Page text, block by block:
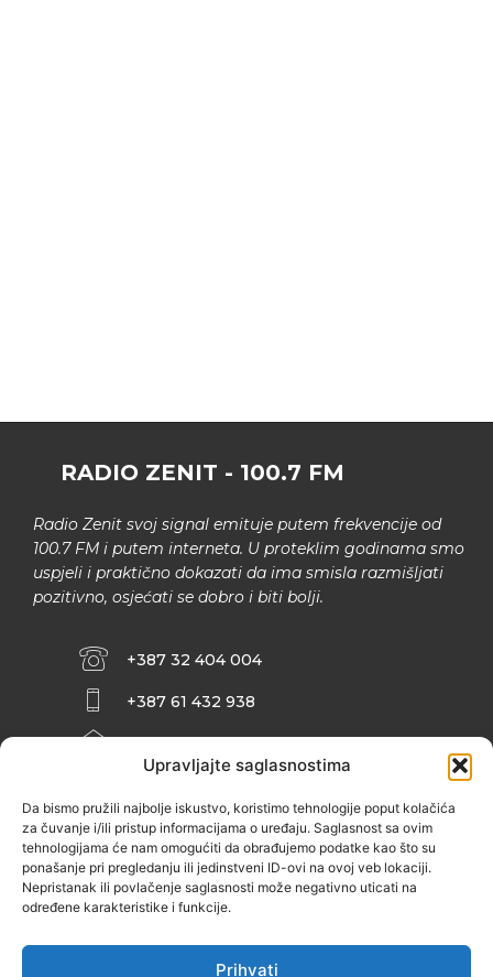
Upravljajte saglasnostima
Da bismo pružili najbolje iskustvo, koristimo tehnologije poput kolačića
za čuvanje i/ili pristup informacijama o uređaju. Saglasnost sa ovim
tehnologijama će nam omogućiti da obrađujemo podatke kao što su
ponašanje pri pregledanju ili jedinstveni ID-ovi na ovoj veb lokaciji.
Nepristanak ili povlačenje saglasnosti može negativno uticati na
određene karakteristike i funkcije.
Prihvati
RADIO ZENIT - 100.7 FM
Radio Zenit svoj signal emituje putem frekvencije od
100.7 FM i putem interneta. U proteklim godinama smo
uspjeli i praktično dokazati da ima smisla razmišljati
pozitivno, osjećati se dobro i biti bolji.
+387 32 404 004
+387 61 432 938
INFO@ZENIT.BA
ZENIČANKA, 3. SPRAT), 72000 ZENICA